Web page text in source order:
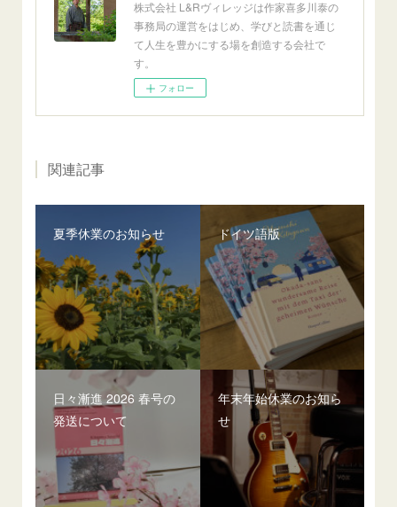
株式会社 L&Rヴィレッジは作家喜多川泰の
事務局の運営をはじめ、学びと読書を通じ
て人生を豊かにする場を創造する会社で
す。
フォロー
関連記事
夏季休業のお知らせ ドイツ語版
日々漸進 2026 春号の
発送について
年末年始休業のお知ら
せ